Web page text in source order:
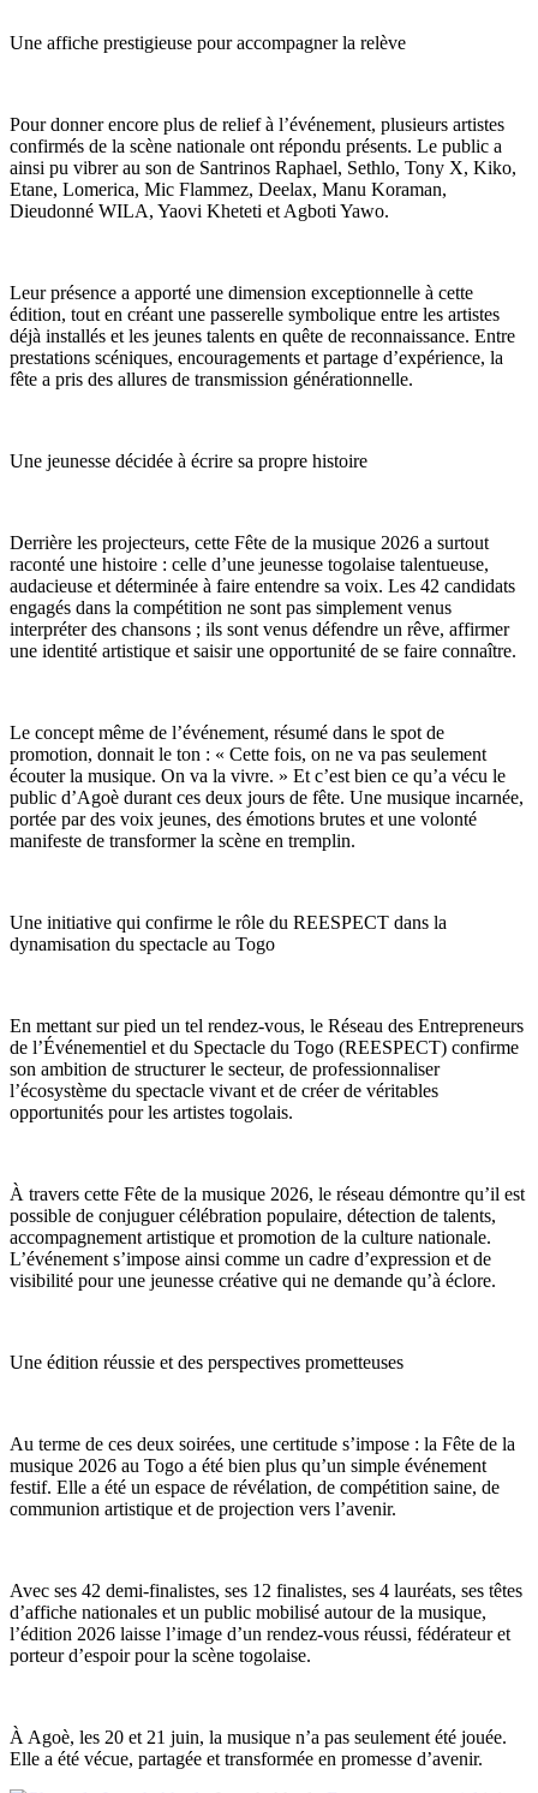
Une affiche prestigieuse pour accompagner la relève
Pour donner encore plus de relief à l’événement, plusieurs artistes
confirmés de la scène nationale ont répondu présents. Le public a
ainsi pu vibrer au son de Santrinos Raphael, Sethlo, Tony X, Kiko,
Etane, Lomerica, Mic Flammez, Deelax, Manu Koraman,
Dieudonné WILA, Yaovi Kheteti et Agboti Yawo.
Leur présence a apporté une dimension exceptionnelle à cette
édition, tout en créant une passerelle symbolique entre les artistes
déjà installés et les jeunes talents en quête de reconnaissance. Entre
prestations scéniques, encouragements et partage d’expérience, la
fête a pris des allures de transmission générationnelle.
Une jeunesse décidée à écrire sa propre histoire
Derrière les projecteurs, cette Fête de la musique 2026 a surtout
raconté une histoire : celle d’une jeunesse togolaise talentueuse,
audacieuse et déterminée à faire entendre sa voix. Les 42 candidats
engagés dans la compétition ne sont pas simplement venus
interpréter des chansons ; ils sont venus défendre un rêve, affirmer
une identité artistique et saisir une opportunité de se faire connaître.
Le concept même de l’événement, résumé dans le spot de
promotion, donnait le ton : « Cette fois, on ne va pas seulement
écouter la musique. On va la vivre. » Et c’est bien ce qu’a vécu le
public d’Agoè durant ces deux jours de fête. Une musique incarnée,
portée par des voix jeunes, des émotions brutes et une volonté
manifeste de transformer la scène en tremplin.
Une initiative qui confirme le rôle du REESPECT dans la
dynamisation du spectacle au Togo
En mettant sur pied un tel rendez-vous, le Réseau des Entrepreneurs
de l’Événementiel et du Spectacle du Togo (REESPECT) confirme
son ambition de structurer le secteur, de professionnaliser
l’écosystème du spectacle vivant et de créer de véritables
opportunités pour les artistes togolais.
À travers cette Fête de la musique 2026, le réseau démontre qu’il est
possible de conjuguer célébration populaire, détection de talents,
accompagnement artistique et promotion de la culture nationale.
L’événement s’impose ainsi comme un cadre d’expression et de
visibilité pour une jeunesse créative qui ne demande qu’à éclore.
Une édition réussie et des perspectives prometteuses
Au terme de ces deux soirées, une certitude s’impose : la Fête de la
musique 2026 au Togo a été bien plus qu’un simple événement
festif. Elle a été un espace de révélation, de compétition saine, de
communion artistique et de projection vers l’avenir.
Avec ses 42 demi-finalistes, ses 12 finalistes, ses 4 lauréats, ses têtes
d’affiche nationales et un public mobilisé autour de la musique,
l’édition 2026 laisse l’image d’un rendez-vous réussi, fédérateur et
porteur d’espoir pour la scène togolaise.
À Agoè, les 20 et 21 juin, la musique n’a pas seulement été jouée.
Elle a été vécue, partagée et transformée en promesse d’avenir.